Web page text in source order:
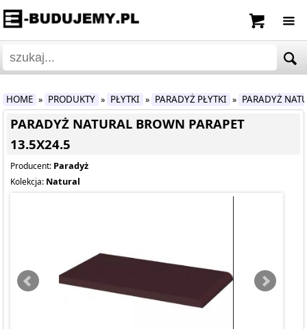
HOME » PRODUKTY » PŁYTKI » PARADYŻ PŁYTKI » PARADYŻ
PARADYŻ NATURAL BROWN PARAPET
13.5X24.5
Producent: Paradyż
Kolekcja: Natural